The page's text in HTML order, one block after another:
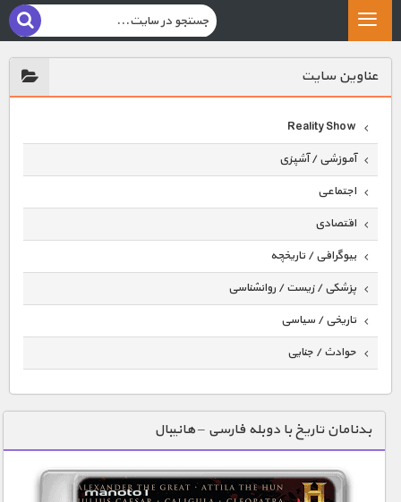
عناوين سايت
Reality Show
آموزشی / آشپزی
اجتماعی
اقتصادی
بیوگرافی / تاریخچه
پزشکی / زیست / روانشناسی
تاریخی / سیاسی
حوادث / جنایی
دنیای خوراکی ها
زمین شناسی / محیط زیست
سازه/ معماری/ مهندسی
بدنامان تاریخ با دوبله فارسی – هانیبال